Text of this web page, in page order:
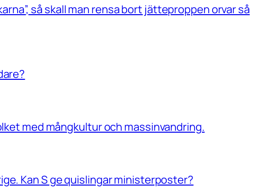
så skall man rensa bort jätteproppen orvar så
med mångkultur och massinvandring.
Kan S ge quislingar ministerposter?